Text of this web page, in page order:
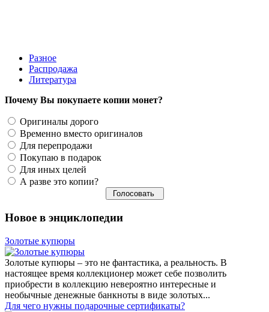
Разное
Распродажа
Литература
Почему Вы покупаете копии монет?
Оригиналы дорого
Временно вместо оригиналов
Для перепродажи
Покупаю в подарок
Для иных целей
А разве это копии?
Новое в энциклопедии
Золотые купюры
Золотые купюры – это не фантастика, а реальность. В
настоящее время коллекционер может себе позволить
приобрести в коллекцию невероятно интересные и
необычные денежные банкноты в виде золотых...
​Для чего нужны подарочные сертификаты?